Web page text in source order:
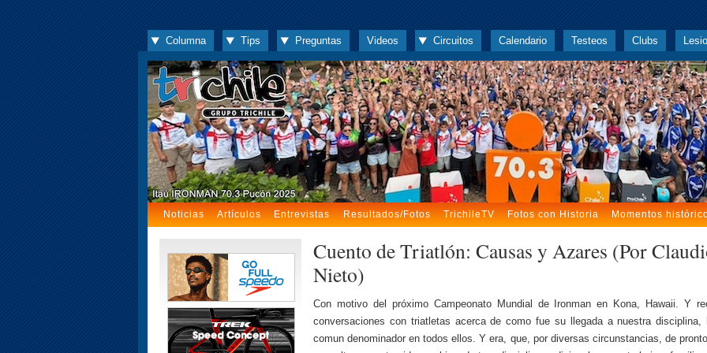
Columna Tips Preguntas Videos Circuitos Calendario Testeos Clubs
Noticias Artículos Entrevistas Resultados/Fotos TrichileTV Fotos con Historia Momentos
Cuento de Triatlón: Causas y Azares (Por
Nieto)
Con motivo del próximo Campeonato Mundial de Ironman en Kona, Hawaii. Y
conversaciones con triatletas acerca de como fue su llegada a nuestra disciplina,
comun denominador en todos ellos. Y era, que, por diversas circunstancias, de